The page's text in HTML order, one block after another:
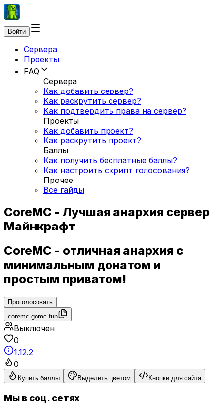
Войти
Сервера
Проекты
FAQ
Сервера
Как добавить сервер?
Как раскрутить сервер?
Как подтвердить права на сервер?
Проекты
Как добавить проект?
Как раскрутить проект?
Баллы
Как получить бесплатные баллы?
Как настроить скрипт голосования?
Прочее
Все гайды
CoreMC - Лучшая анархия сервер
Майнкрафт
CoreMC - отличная анархия с
минимальным донатом и
простым приватом!
Проголосовать
coremc.gomc.fun
Выключен
0
1.12.2
0
Купить баллы Выделить цветом Кнопки для сайта
Мы в соц. сетях